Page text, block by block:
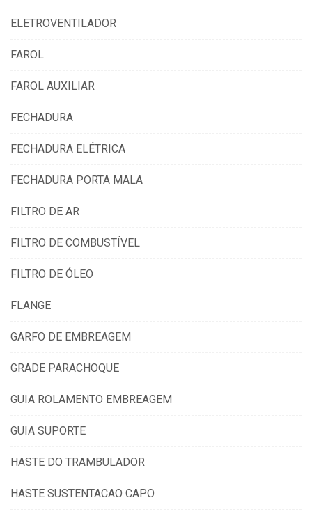
ELETROVENTILADOR
FAROL
FAROL AUXILIAR
FECHADURA
FECHADURA ELÉTRICA
FECHADURA PORTA MALA
FILTRO DE AR
FILTRO DE COMBUSTÍVEL
FILTRO DE ÓLEO
FLANGE
GARFO DE EMBREAGEM
GRADE PARACHOQUE
GUIA ROLAMENTO EMBREAGEM
GUIA SUPORTE
HASTE DO TRAMBULADOR
HASTE SUSTENTACAO CAPO